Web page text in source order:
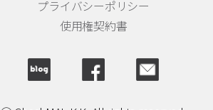
プライバシーポリシー
使用権契約書